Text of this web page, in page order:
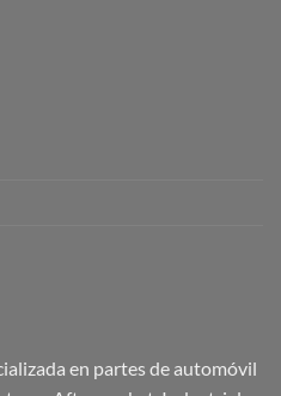
en partes de automóvil